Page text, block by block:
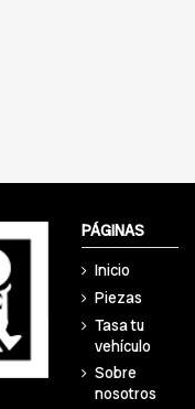
PÁGINAS
Inicio
Piezas
Tasa tu
vehículo
Sobre
nosotros